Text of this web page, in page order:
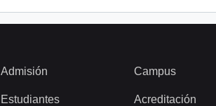
Admisión
Estudiantes
Campus
Acreditación